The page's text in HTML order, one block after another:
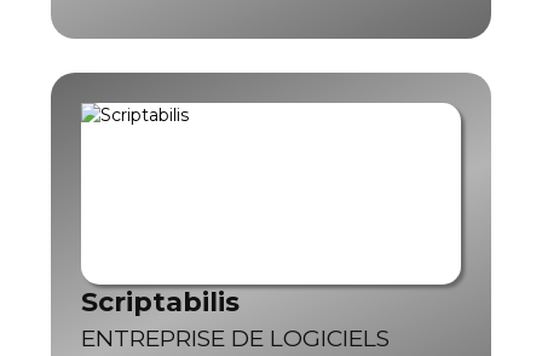
Scriptabilis
ENTREPRISE DE LOGICIELS